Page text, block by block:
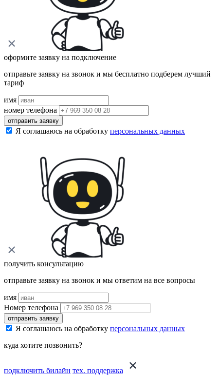
оформите заявку на подключение
отправьте заявку на звонок и мы бесплатно подберем лучший
тариф
имя
номер телефона
отправить заявку
Я соглашаюсь на обработку персональных данных
получить консультацию
отправьте заявку на звонок и мы ответим на все вопросы
имя
Номер телефона
отправить заявку
Я соглашаюсь на обработку персональных данных
куда хотите позвонить?
подключить билайн тех. поддержка